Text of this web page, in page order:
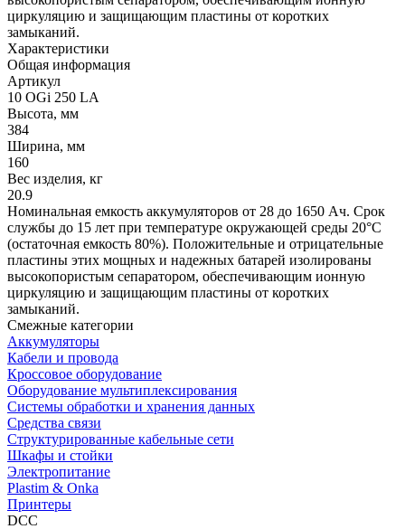
циркуляцию и защищающим пластины от коротких
замыканий.
Характеристики
Общая информация
Артикул
10 OGi 250 LA
Высота, мм
384
Ширина, мм
160
Вес изделия, кг
20.9
Номинальная емкость аккумуляторов от 28 до 1650 Aч. Срок
службы до 15 лет при температуре окружающей среды 20°C
(остаточная емкость 80%). Положительные и отрицательные
пластины этих мощных и надежных батарей изолированы
высокопористым сепаратором, обеспечивающим ионную
циркуляцию и защищающим пластины от коротких
замыканий.
Смежные категории
Аккумуляторы
Кабели и провода
Кроссовое оборудование
Оборудование мультиплексирования
Системы обработки и хранения данных
Средства связи
Структурированные кабельные сети
Шкафы и стойки
Электропитание
Plastim & Onka
Принтеры
DCC